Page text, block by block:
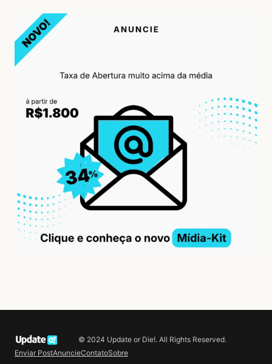
© 2024 Update or Die!. All Rights Reserved.
Enviar PostAnuncieContatoSobre